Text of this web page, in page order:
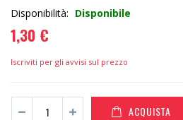
Disponibilità: Disponibile
1,30 €
Iscriviti per gli avvisi sul prezzo
ACQUISTA